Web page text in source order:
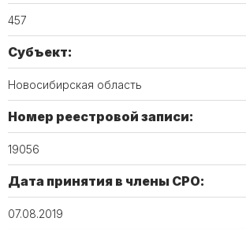
457
Субъект:
Новосибирская область
Номер реестровой записи:
19056
Дата принятия в члены СРО:
07.08.2019